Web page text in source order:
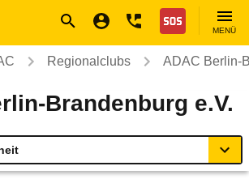
Nothilfe
MENÜ
Regionalclubs ADAC Berlin-
Brandenburg e.V.